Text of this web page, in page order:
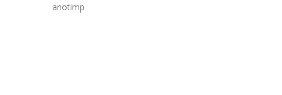
anotimp